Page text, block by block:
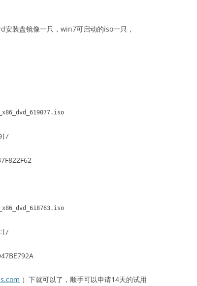
装盘镜像一只，win7可启动的iso一只，
）下就可以了，顺手可以申请14天的试用